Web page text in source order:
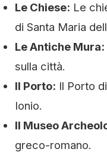
Le Chiese: Le
di Santa Maria
Le Antiche Mura:
sulla città.
Il Porto: Il Porto
Ionio.
Il Museo
greco-romano.